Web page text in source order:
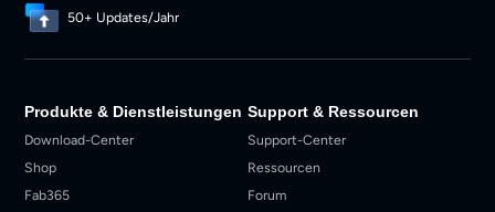
50+ Updates/Jahr
Produkte & Dienstleistungen
Download-Center
Shop
Fab365
Support & Ressourcen
Support-Center
Ressourcen
Forum